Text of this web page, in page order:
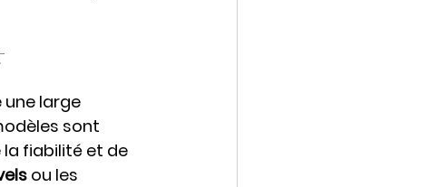
une large
sont
fiabilité et de
ou les